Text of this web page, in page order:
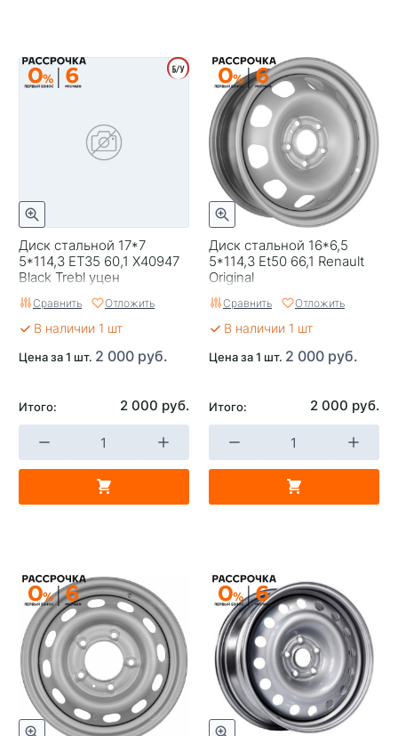
Диск стальной 17*7
5*114,3 ЕТ35 60,1 X40947
Black Trebl уцен
Сравнить Отложить
В наличии 1 шт
Цена за 1 шт. 2 000 руб.
Итого: 2 000 руб.
Диск стальной 16*6,5
5*114,3 Et50 66,1 Renault
Original
Сравнить Отложить
В наличии 1 шт
Цена за 1 шт. 2 000 руб.
Итого: 2 000 руб.